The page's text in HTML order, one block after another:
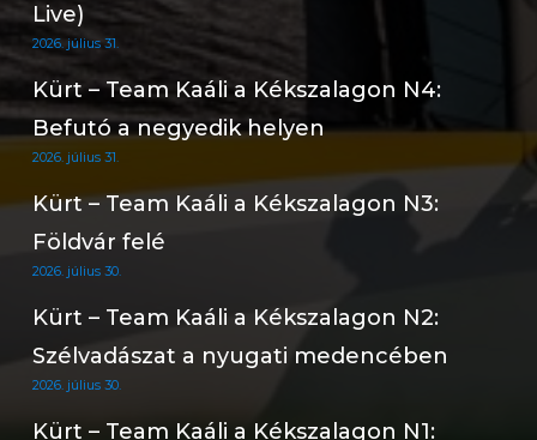
Live)
2026. július 31.
Kürt – Team Kaáli a Kékszalagon N4:
Befutó a negyedik helyen
2026. július 31.
Kürt – Team Kaáli a Kékszalagon N3:
Földvár felé
2026. július 30.
Kürt – Team Kaáli a Kékszalagon N2:
Szélvadászat a nyugati medencében
2026. július 30.
Kürt – Team Kaáli a Kékszalagon N1: